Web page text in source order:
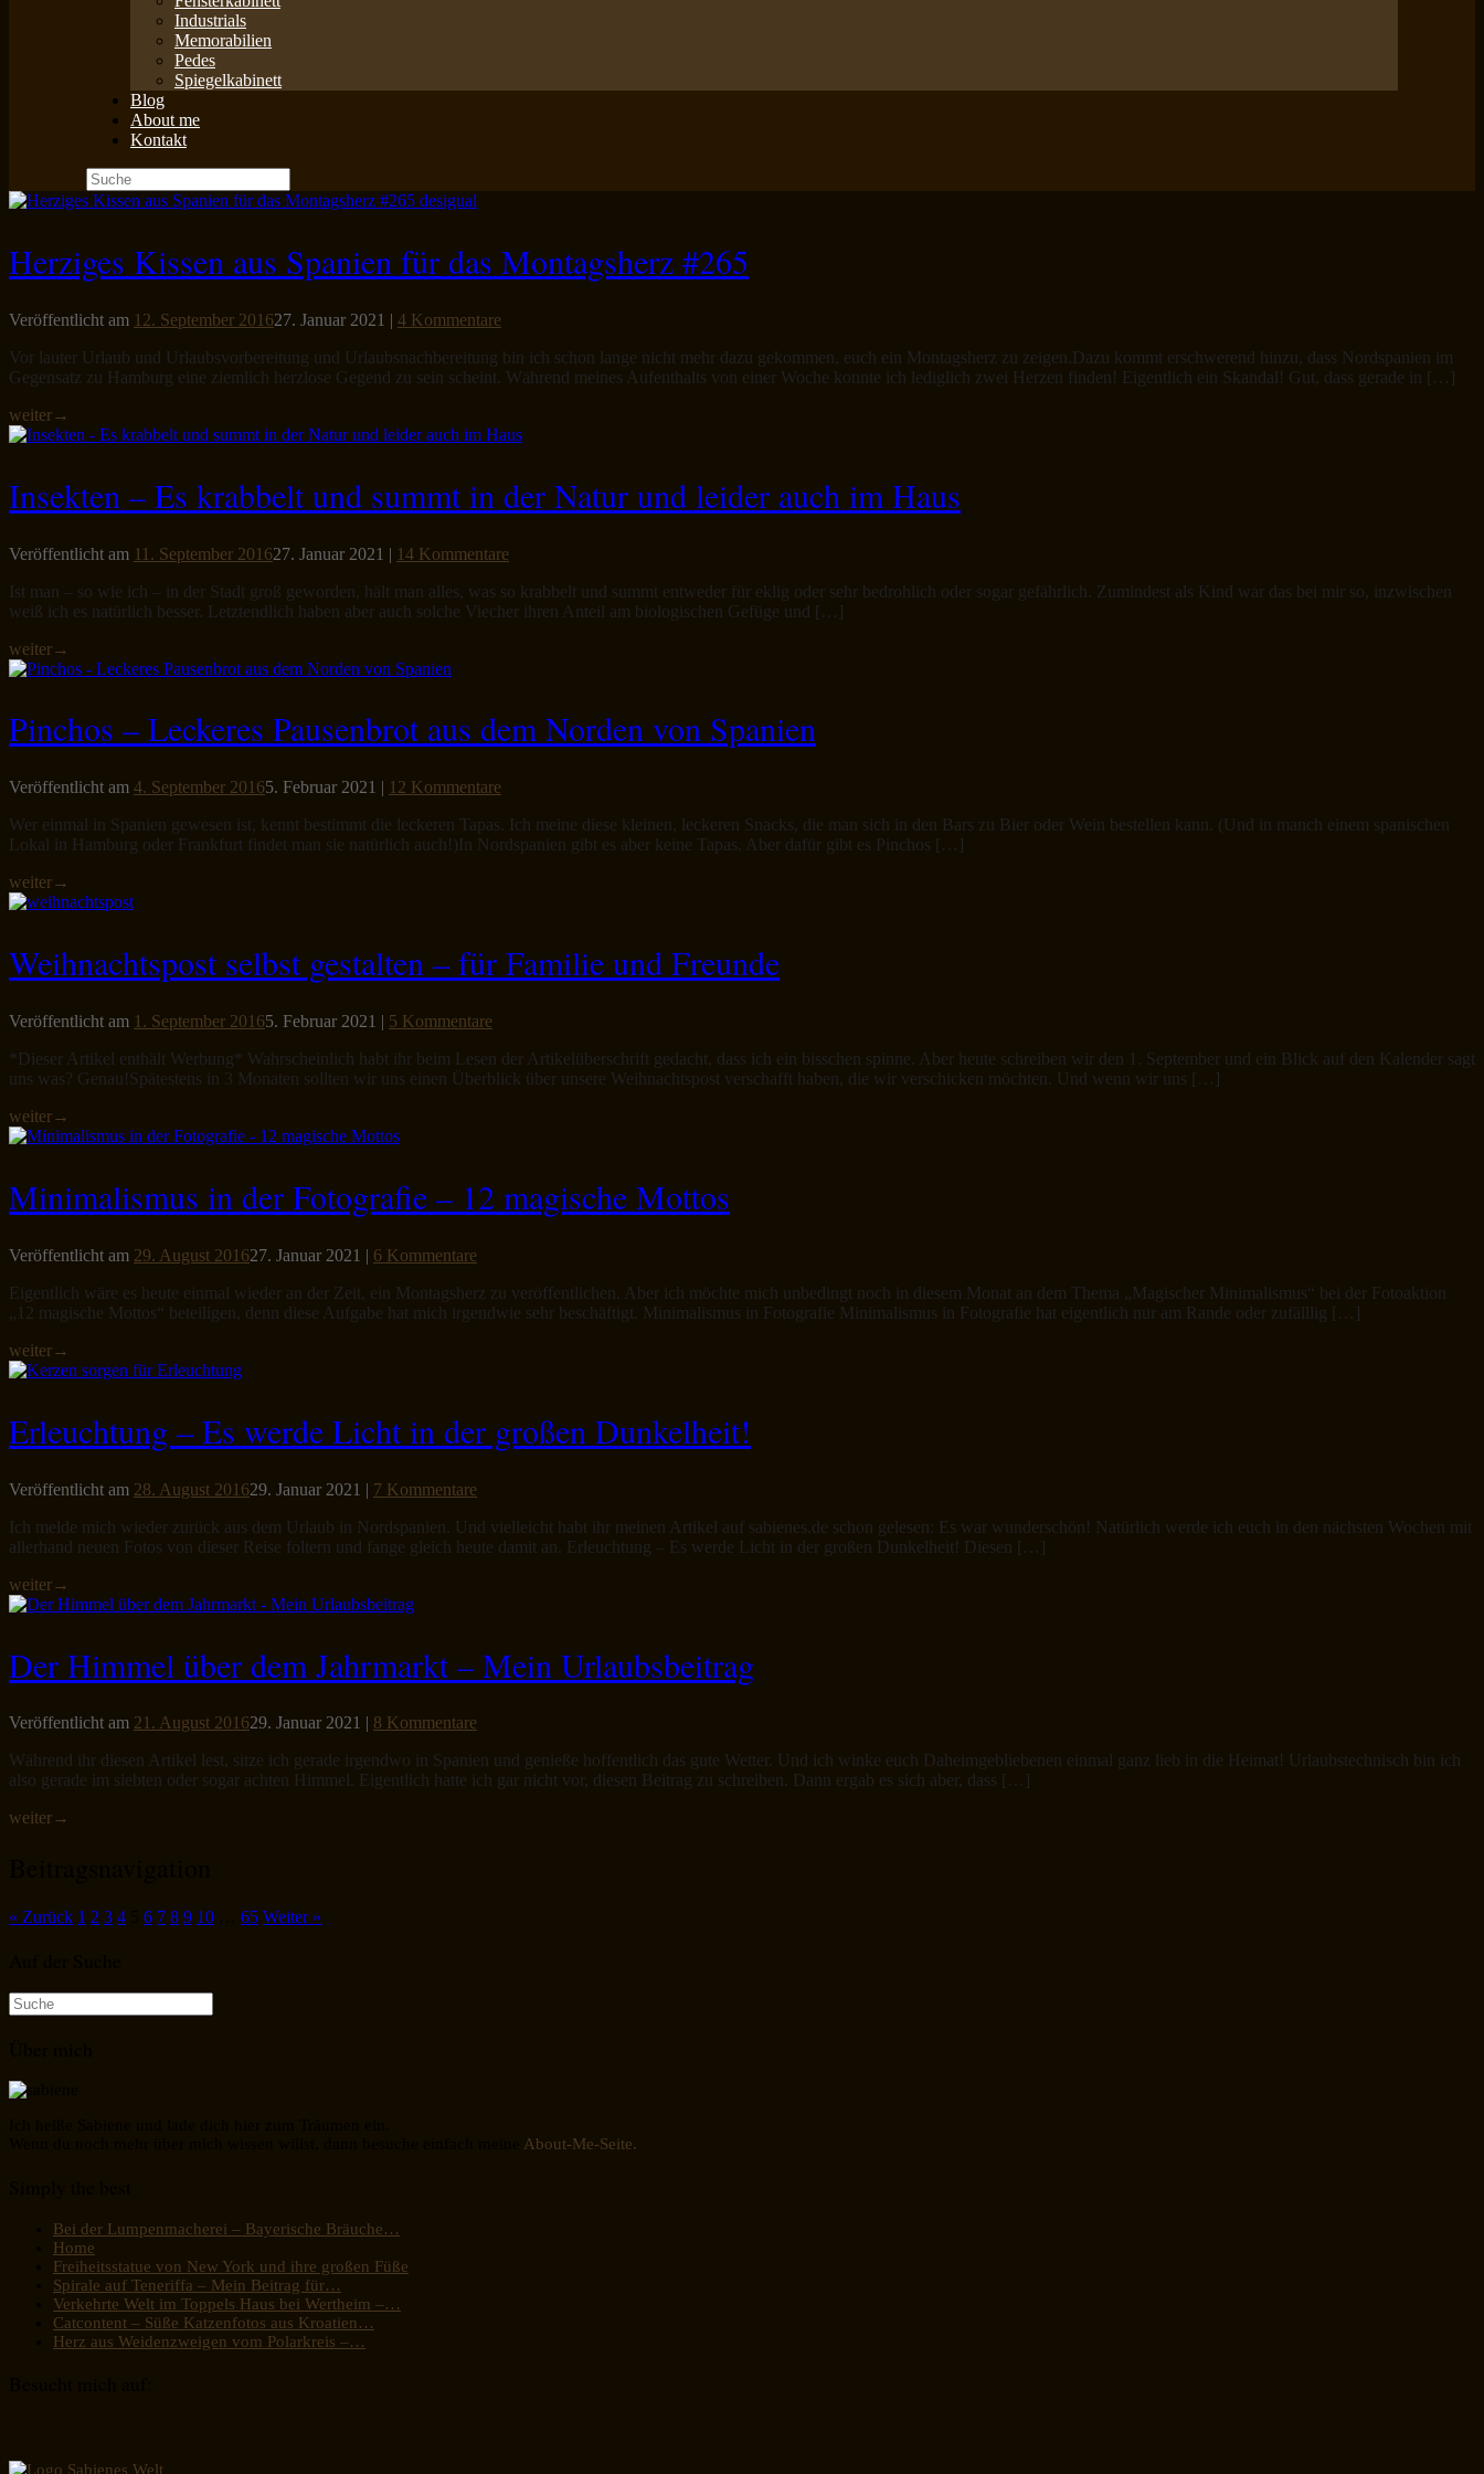
Industrials
Memorabilien
Pedes
Spiegelkabinett
Blog
About me
Kontakt
Suche
nach:
Herziges Kissen aus Spanien für das Montagsherz #265
Veröffentlicht am 12. September 201627. Januar 2021 | 4 Kommentare
Vor lauter Urlaub und Urlaubsvorbereitung und Urlaubsnachbereitung bin ich schon lange nicht mehr dazu gekommen, euch ein Montagsherz zu zeigen.Dazu kommt erschwerend hinzu, dass Nordspanien im
Gegensatz zu Hamburg eine ziemlich herzlose Gegend zu sein scheint. Während meines Aufenthalts von einer Woche konnte ich lediglich zwei Herzen finden! Eigentlich ein Skandal! Gut, dass gerade in […]
weiter→
Insekten – Es krabbelt und summt in der Natur und leider auch im Haus
Veröffentlicht am 11. September 201627. Januar 2021 | 14 Kommentare
Ist man – so wie ich – in der Stadt groß geworden, hält man alles, was so krabbelt und summt entweder für eklig oder sehr bedrohlich oder sogar gefährlich. Zumindest als Kind war das bei mir so, inzwischen
weiß ich es natürlich besser. Letztendlich haben aber auch solche Viecher ihren Anteil am biologischen Gefüge und […]
weiter→
Pinchos – Leckeres Pausenbrot aus dem Norden von Spanien
Veröffentlicht am 4. September 20165. Februar 2021 | 12 Kommentare
Wer einmal in Spanien gewesen ist, kennt bestimmt die leckeren Tapas. Ich meine diese kleinen, leckeren Snacks, die man sich in den Bars zu Bier oder Wein bestellen kann. (Und in manch einem spanischen
Lokal in Hamburg oder Frankfurt findet man sie natürlich auch!)In Nordspanien gibt es aber keine Tapas. Aber dafür gibt es Pinchos […]
weiter→
Weihnachtspost selbst gestalten – für Familie und Freunde
Veröffentlicht am 1. September 20165. Februar 2021 | 5 Kommentare
*Dieser Artikel enthält Werbung* Wahrscheinlich habt ihr beim Lesen der Artikelüberschrift gedacht, dass ich ein bisschen spinne. Aber heute schreiben wir den 1. September und ein Blick auf den Kalender sagt
uns was? Genau!Spätestens in 3 Monaten sollten wir uns einen Überblick über unsere Weihnachtspost verschafft haben, die wir verschicken möchten. Und wenn wir uns […]
weiter→
Minimalismus in der Fotografie – 12 magische Mottos
Veröffentlicht am 29. August 201627. Januar 2021 | 6 Kommentare
Eigentlich wäre es heute einmal wieder an der Zeit, ein Montagsherz zu veröffentlichen. Aber ich möchte mich unbedingt noch in diesem Monat an dem Thema „Magischer Minimalismus“ bei der Fotoaktion
„12 magische Mottos“ beteiligen, denn diese Aufgabe hat mich irgendwie sehr beschäftigt. Minimalismus in Fotografie Minimalismus in Fotografie hat eigentlich nur am Rande oder zufälllig […]
weiter→
Erleuchtung – Es werde Licht in der großen Dunkelheit!
Veröffentlicht am 28. August 201629. Januar 2021 | 7 Kommentare
Ich melde mich wieder zurück aus dem Urlaub in Nordspanien. Und vielleicht habt ihr meinen Artikel auf sabienes.de schon gelesen: Es war wunderschön! Natürlich werde ich euch in den nächsten Wochen mit
allerhand neuen Fotos von dieser Reise foltern und fange gleich heute damit an. Erleuchtung – Es werde Licht in der großen Dunkelheit! Diesen […]
weiter→
Der Himmel über dem Jahrmarkt – Mein Urlaubsbeitrag
Veröffentlicht am 21. August 201629. Januar 2021
8 Kommentare
Während ihr diesen Artikel lest, sitze ich gerade irgendwo in Spanien und genieße hoffentlich das gute Wetter. Und ich winke euch Daheimgebliebenen einmal ganz lieb in die Heimat! Urlaubstechnisch bin ich
also gerade im siebten oder sogar achten Himmel. Eigentlich hatte ich gar nicht vor, diesen Beitrag zu schreiben. Dann ergab es sich aber, dass […]
weiter→
« Zurück 1 2 3 4 6 7 8 9 10 65 Weiter »
Suche
nach:
About-Me-Seite.
Bei der Lumpenmacherei – Bayerische Bräuche…
Home
Freiheitsstatue von New York und ihre großen Füße
Spirale auf Teneriffa – Mein Beitrag für…
Verkehrte Welt im Toppels Haus bei Wertheim –…
Catcontent – Süße Katzenfotos aus Kroatien…
Herz aus Weidenzweigen vom Polarkreis –…